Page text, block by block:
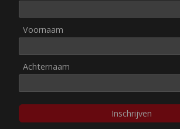
Voornaam
Achternaam
Inschrijven